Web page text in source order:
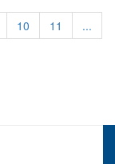
10 11
...